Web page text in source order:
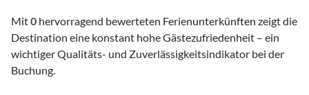
Mit0 hervorragend bewerteten Ferienunterkünften zeigt die
Destination eine konstant hohe Gästezufriedenheit – ein
wichtiger Qualitäts- und Zuverlässigkeitsindikator bei der
Buchung.